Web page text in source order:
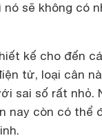
sẽ không có
kế cho đến
tử, loại cân
sai số rất nhỏ.
nay còn có thể